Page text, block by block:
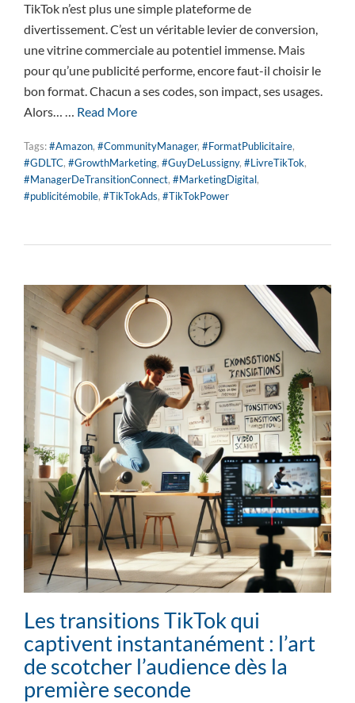
TikTok n’est plus une simple plateforme de
divertissement. C’est un véritable levier de conversion,
une vitrine commerciale au potentiel immense. Mais
pour qu’une publicité performe, encore faut-il choisir le
bon format. Chacun a ses codes, son impact, ses usages.
Alors… … Read More
Tags:#Amazon, #CommunityManager, #FormatPublicitaire,
#GDLTC, #GrowthMarketing, #GuyDeLussigny, #LivreTikTok,
#ManagerDeTransitionConnect, #MarketingDigital,
#publicitémobile, #TikTokAds, #TikTokPower
Les transitions TikTok qui
captivent instantanément : l’art
de scotcher l’audience dès la
première seconde